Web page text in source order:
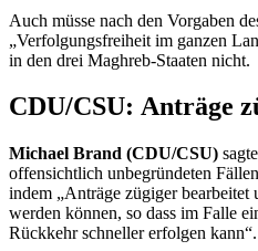
Auch müsse nach den Vorgaben
„Verfolgungsfreiheit im ganzen
in den drei Maghreb-Staaten nicht.
CDU/CSU: Anträge
Michael Brand (CDU/CSU)
offensichtlich unbegründeten
indem „Anträge zügiger bearbeitet
werden können, so dass im Falle
Rückkehr schneller erfolgen kann“.